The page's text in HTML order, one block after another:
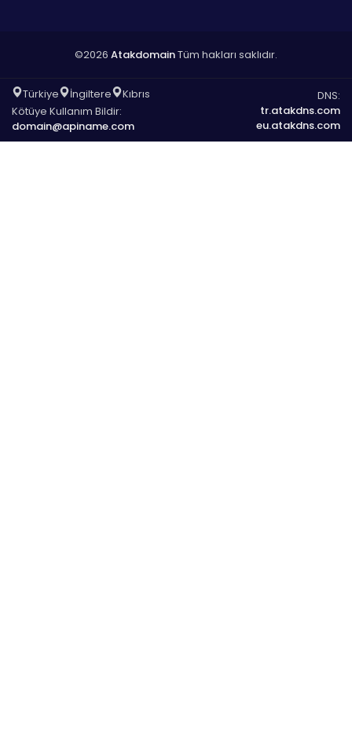
©2026 AtakdomainTüm hakları saklıdır.
Türkiye İngiltere
Kıbrıs
Kötüye Kullanım Bildir:
domain@apiname.com
DNS:
tr.atakdns.com
eu.atakdns.com